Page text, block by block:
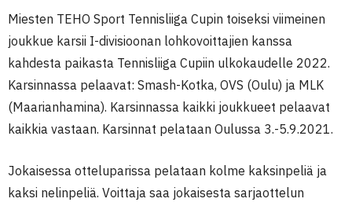
Miesten TEHO Sport Tennisliiga Cupin toiseksi viimeinen
joukkue karsii I-divisioonan lohkovoittajien kanssa
kahdesta paikasta Tennisliiga Cupiin ulkokaudelle 2022.
Karsinnassa pelaavat: Smash-Kotka, OVS (Oulu) ja MLK
(Maarianhamina). Karsinnassa kaikki joukkueet pelaavat
kaikkia vastaan. Karsinnat pelataan Oulussa 3.-5.9.2021.
Jokaisessa otteluparissa pelataan kolme kaksinpeliä ja
kaksi nelinpeliä. Voittaja saa jokaisesta sarjaottelun